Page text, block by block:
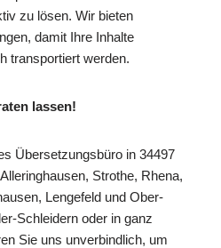
zu lösen. Wir bieten
damit Ihre Inhalte
transportiert werden.
lassen!
Übersetzungsbüro in 34497
Strothe, Rhena,
Lengefeld und Ober-
Schleidern oder in ganz
Sie uns unverbindlich, um